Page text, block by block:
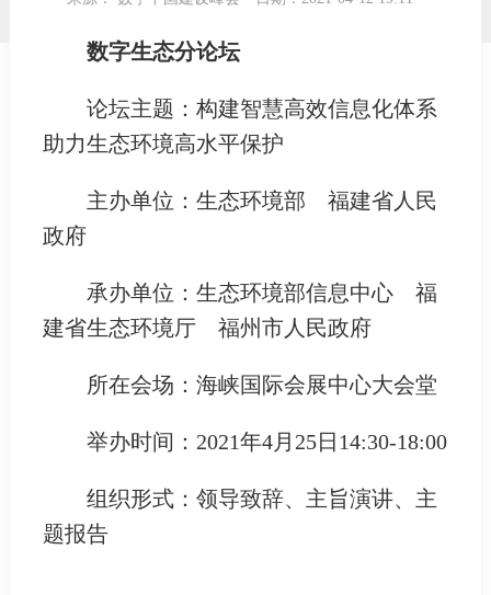
数字生态分论坛
论坛主题：构建智慧高效信息化体系
助力生态环境高水平保护
主办单位：生态环境部 福建省人民
政府
承办单位：生态环境部信息中心 福
建省生态环境厅 福州市人民政府
所在会场：海峡国际会展中心大会堂
举办时间：2021年4月25日14:30-18:00
组织形式：领导致辞、主旨演讲、主
题报告